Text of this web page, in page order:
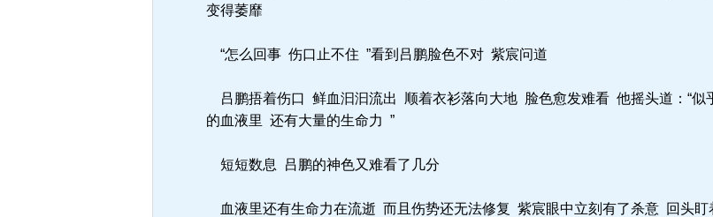
变得萎靡
“怎么回事 伤口止不住 ”看到吕鹏脸色不对 紫宸问道
吕鹏捂着伤口 鲜血汩汩流出 顺着衣衫落向大地 脸色愈发难看 他摇头道：“似
的血液里 还有大量的生命力 ”
短短数息 吕鹏的神色又难看了几分
血液里还有生命力在流逝 而且伤势还无法修复 紫宸眼中立刻有了杀意 回头